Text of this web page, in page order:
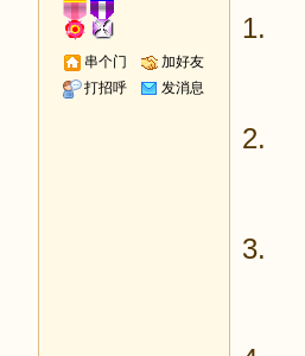
串个门
加好友
打招呼
发消息
1.
2.
3.